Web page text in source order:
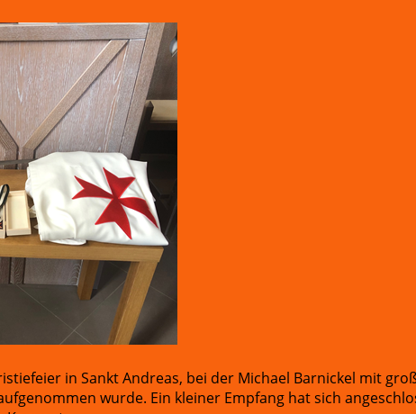
in Sankt Andreas, bei der Michael Barnickel mit
wurde. Ein kleiner Empfang hat sich